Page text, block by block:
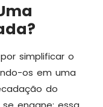
simplificar o
os em uma
do